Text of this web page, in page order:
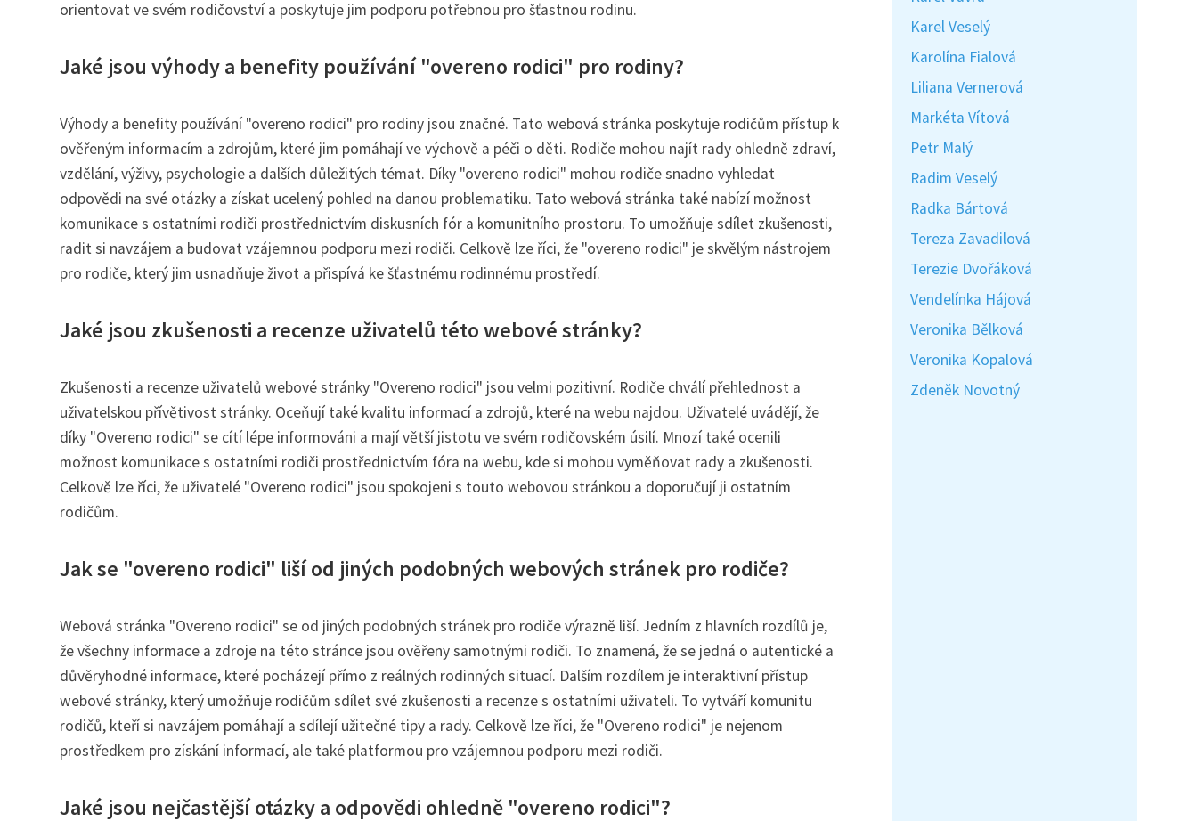
orientovat ve svém rodičovství a poskytuje jim podporu potřebnou pro šťastnou rodinu.
Jaké jsou výhody a benefity používání "overeno rodici" pro rodiny?
Výhody a benefity používání "overeno rodici" pro rodiny jsou značné. Tato webová stránka poskytuje rodičům přístup k
ověřeným informacím a zdrojům, které jim pomáhají ve výchově a péči o děti. Rodiče mohou najít rady ohledně zdraví,
vzdělání, výživy, psychologie a dalších důležitých témat. Díky "overeno rodici" mohou rodiče snadno vyhledat
odpovědi na své otázky a získat ucelený pohled na danou problematiku. Tato webová stránka také nabízí možnost
komunikace s ostatními rodiči prostřednictvím diskusních fór a komunitního prostoru. To umožňuje sdílet zkušenosti,
radit si navzájem a budovat vzájemnou podporu mezi rodiči. Celkově lze říci, že "overeno rodici" je skvělým nástrojem
pro rodiče, který jim usnadňuje život a přispívá ke šťastnému rodinnému prostředí.
Jaké jsou zkušenosti a recenze uživatelů této webové stránky?
Zkušenosti a recenze uživatelů webové stránky "Overeno rodici" jsou velmi pozitivní. Rodiče chválí přehlednost a
uživatelskou přívětivost stránky. Oceňují také kvalitu informací a zdrojů, které na webu najdou. Uživatelé uvádějí, že
díky "Overeno rodici" se cítí lépe informováni a mají větší jistotu ve svém rodičovském úsilí. Mnozí také ocenili
možnost komunikace s ostatními rodiči prostřednictvím fóra na webu, kde si mohou vyměňovat rady a zkušenosti.
Celkově lze říci, že uživatelé "Overeno rodici" jsou spokojeni s touto webovou stránkou a doporučují ji ostatním
rodičům.
Jak se "overeno rodici" liší od jiných podobných webových stránek pro rodiče?
Webová stránka "Overeno rodici" se od jiných podobných stránek pro rodiče výrazně liší. Jedním z hlavních rozdílů je,
že všechny informace a zdroje na této stránce jsou ověřeny samotnými rodiči. To znamená, že se jedná o autentické a
důvěryhodné informace, které pocházejí přímo z reálných rodinných situací. Dalším rozdílem je interaktivní přístup
webové stránky, který umožňuje rodičům sdílet své zkušenosti a recenze s ostatními uživateli. To vytváří komunitu
rodičů, kteří si navzájem pomáhají a sdílejí užitečné tipy a rady. Celkově lze říci, že "Overeno rodici" je nejenom
prostředkem pro získání informací, ale také platformou pro vzájemnou podporu mezi rodiči.
Jaké jsou nejčastější otázky a odpovědi ohledně "overeno rodici"?
Karel Veselý
Karolína Fialová
Liliana Vernerová
Markéta Vítová
Petr Malý
Radim Veselý
Radka Bártová
Tereza Zavadilová
Terezie Dvořáková
Vendelínka Hájová
Veronika Bělková
Veronika Kopalová
Zdeněk Novotný